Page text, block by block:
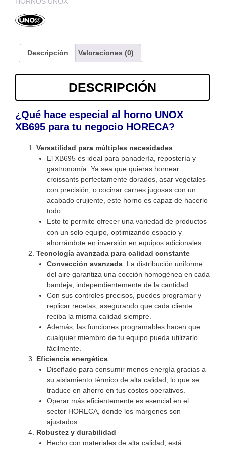
Descripción Valoraciones (0)
DESCRIPCIÓN
¿Qué hace especial al horno UNOX
XB695 para tu negocio HORECA?
Versatilidad para múltiples necesidades
El XB695 es ideal para panadería, repostería y
gastronomía. Ya sea que quieras hornear
croissants perfectamente dorados, asar vegetales
con precisión, o cocinar carnes jugosas con un
acabado crujiente, este horno es capaz de hacerlo
todo.
Esto te permite ofrecer una variedad de productos
con un solo equipo, optimizando espacio y
ahorrándote en inversión en equipos adicionales.
Tecnología avanzada para calidad constante
Convección avanzada: La distribución uniforme
del aire garantiza una cocción homogénea en cada
bandeja, independientemente de la cantidad.
Con sus controles precisos, puedes programar y
replicar recetas, asegurando que cada cliente
reciba la misma calidad siempre.
Además, las funciones programables hacen que
cualquier miembro de tu equipo pueda utilizarlo
fácilmente.
Eficiencia energética
Diseñado para consumir menos energía gracias a
su aislamiento térmico de alta calidad, lo que se
traduce en ahorro en tus costos operativos.
Operar más eficientemente es esencial en el
sector HORECA, donde los márgenes son
ajustados.
Robustez y durabilidad
Hecho con materiales de alta calidad, está